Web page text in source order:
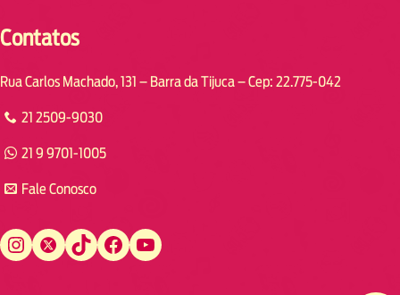
Contatos
Rua Carlos Machado, 131 – Barra da Tijuca – Cep: 22.775-042
21 2509-9030
21 9 9701-1005
Fale Conosco
Instagram Twitter TikTok Facebook YouTube